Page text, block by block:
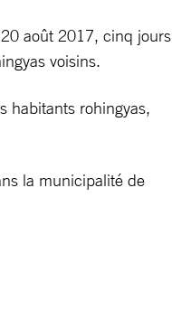
août 2017, cinq jours
voisins.
habitants rohingyas,
la municipalité de